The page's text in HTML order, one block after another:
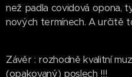
než padla covidová opona,
nových termínech. A určitě
Závěr : rozhodně kvalitní
(opakovaný) poslech !!!